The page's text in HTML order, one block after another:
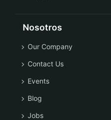
Nosotros
Our Company
Contact Us
Events
Blog
Jobs